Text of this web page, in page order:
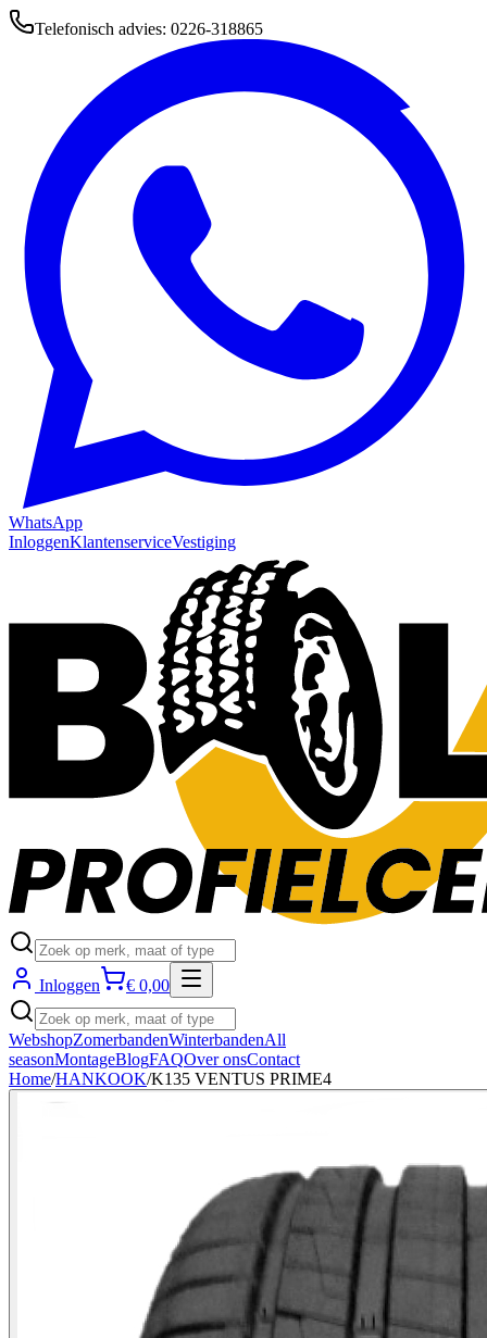
Telefonisch advies: 0226-318865
WhatsApp
InloggenKlantenserviceVestiging
Inloggen € 0,00
WebshopZomerbandenWinterbandenAll
seasonMontageBlogFAQOver onsContact
Home/HANKOOK/K135 VENTUS PRIME4